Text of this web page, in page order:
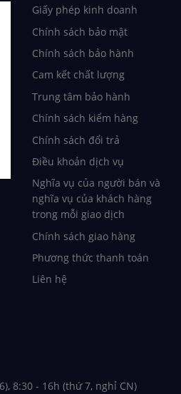
Giấy phép kinh doanh
Chính sách bảo mật
Chính sách bảo hành
Cam kết chất lượng
Trung tâm bảo hành
Chính sách kiểm hàng
Chính sách đổi trả
Điều khoản dịch vụ
Nghĩa vụ của người bán và
nghĩa vụ của khách hàng
trong mỗi giao dịch
Chính sách giao hàng
Phương thức thanh toán
Liên hệ
8:30 - 16h (thứ 7, nghỉ CN)